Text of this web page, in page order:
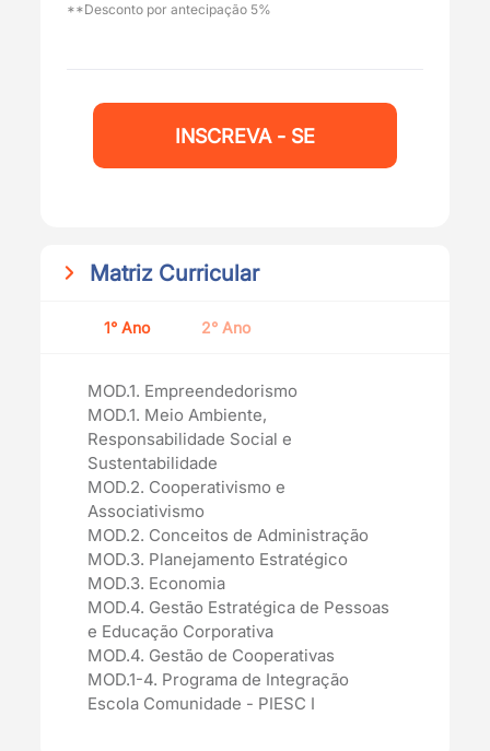
**Desconto por antecipação 5%
INSCREVA - SE
Matriz Curricular
1° Ano 2° Ano
MOD.1. Empreendedorismo
MOD.1. Meio Ambiente,
Responsabilidade Social e
Sustentabilidade
MOD.2. Cooperativismo e
Associativismo
MOD.2. Conceitos de Administração
MOD.3. Planejamento Estratégico
MOD.3. Economia
MOD.4. Gestão Estratégica de Pessoas
e Educação Corporativa
MOD.4. Gestão de Cooperativas
MOD.1-4. Programa de Integração
Escola Comunidade - PIESC I